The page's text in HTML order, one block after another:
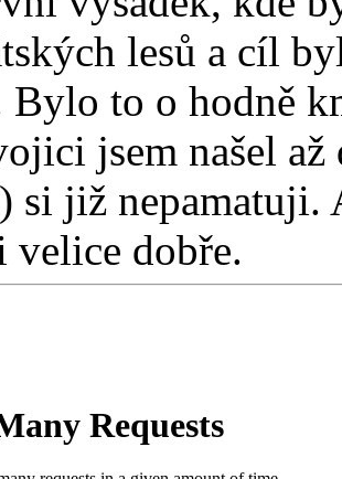
lesů a cíl
Bylo to o hodně
jsem našel
si již nepamatuji.
velice dobře.